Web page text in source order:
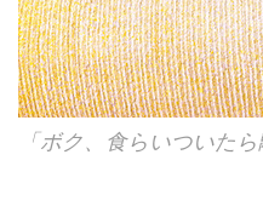
「ボク、食らいついたら